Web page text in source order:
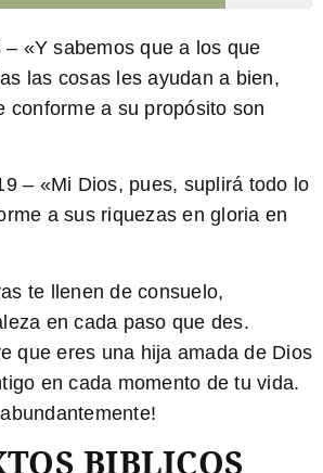
«Y sabemos que a los que
las cosas les ayudan a bien,
conforme a su propósito son
– «Mi Dios, pues, suplirá todo lo
a sus riquezas en gloria en
te llenen de consuelo,
en cada paso que des.
que eres una hija amada de Dios
en cada momento de tu vida.
BIBLICOS